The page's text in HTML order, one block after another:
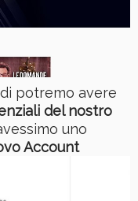
potremo avere
del nostro
uno
Account